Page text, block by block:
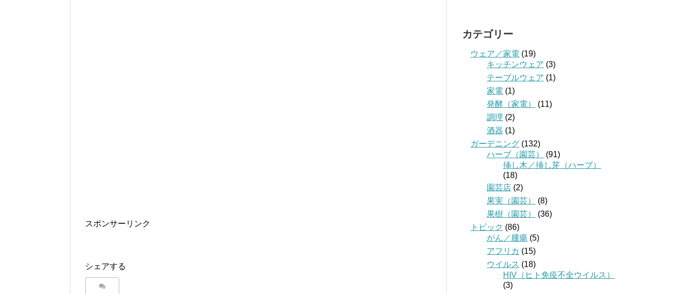
スポンサーリンク
シェアする
カテゴリー
ウェア／家電 (19)
キッチンウェア (3)
テーブルウェア (1)
家電 (1)
発酵（家電）
(11)
調理 (2)
酒器 (1)
ガーデニング (132)
ハーブ（園芸）
(91)
挿し木／挿し芽（ハーブ）
(18)
園芸店 (2)
果実（園芸）
(8)
果樹（園芸）
(36)
トピック (86)
がん／腫瘍 (5)
アフリカ (15)
ウイルス (18)
HIV（ヒト免疫不全ウイルス）
(3)